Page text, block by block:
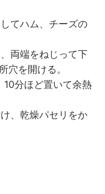
てハム、チーズの
両端をねじって下
穴を開ける。
分ほど置いて余熱
、乾燥パセリをか